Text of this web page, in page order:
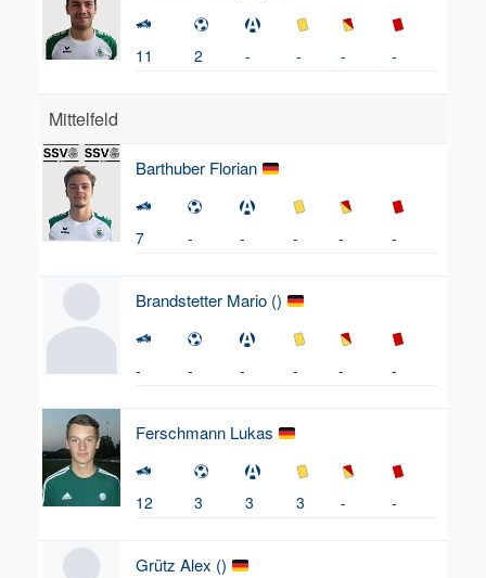
11 2 - - - -
Mittelfeld
Barthuber Florian
7 - - - - -
Brandstetter Mario ()
- - - - - -
Ferschmann Lukas
12 3 3 3 - -
Grütz Alex ()